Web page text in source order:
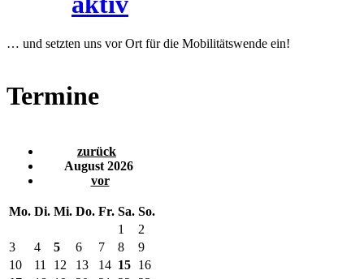
… und setzten uns vor Ort für die Mobilitätswende ein!
Termine
zurück
August 2026
vor
Mo. Di. Mi. Do. Fr. Sa. So.
1
2
3
4 5 6 7 8
9
10
11 12 13 14 15 16